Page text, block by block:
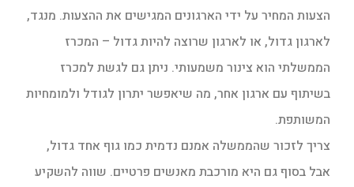
הצעות המחיר על ידי הארגונים המגישים את ההצעות. מנגד,
לארגון גדול, או לארגון שרוצה להיות גדול – המכרז
הממשלתי הוא צינור משמעותי. ניתן גם לגשת למכרז
בשיתוף עם ארגון אחר, מה שיאפשר יתרון לגודל ולמומחיות
המשותפת.
צריך לזכור שהממשלה אמנם נדמית כמו גוף אחד גדול,
אבל בסוף גם היא מורכבת מאנשים פרטיים. שווה להשקיע